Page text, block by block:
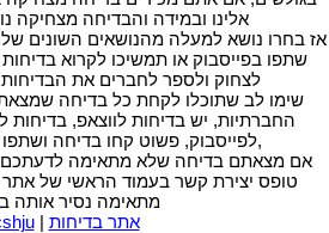
אלינו ובמידה והבדיחה מצחיקה
אז בחרו נושא למעלה מהנושאים השונים
שתפו בפייסבוק או תמשיכו לקרוא
לצחוק ולספר לחברים את
שימו לב שתוכלו לקחת כל בדיחה
החברתיות, יש בדיחות לווצאפ,
,לפייסבוק, פשוט קחו בדיחה
אם מצאתם בדיחה שלא מתאימה לדעתכם
טופס יצירת קשר בעמוד הראשי של אתר
מתאימה נסיר אותה
אתר בדיחות |